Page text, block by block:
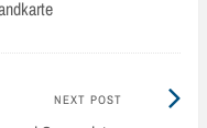
NEXT POST